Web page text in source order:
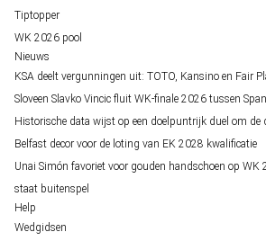
Tiptopper
WK 2026 pool
Nieuws
KSA deelt vergunningen uit: TOTO, Kansino en Fair
Sloveen Slavko Vincic fluit WK-finale 2026 tussen
Historische data wijst op een doelpuntrijk duel om de
Belfast decor voor de loting van EK 2028 kwalificatie
Unai Simón favoriet voor gouden handschoen op WK
staat buitenspel
Help
Wedgidsen